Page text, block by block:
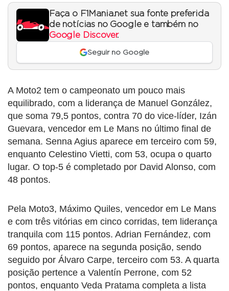
Faça o F1Mania.net sua fonte preferida
de notícias no Google e também no
Google Discover.
Seguir no Google
A Moto2 tem o campeonato um pouco mais
equilibrado, com a liderança de Manuel González,
que soma 79,5 pontos, contra 70 do vice-líder, Izán
Guevara, vencedor em Le Mans no último final de
semana. Senna Agius aparece em terceiro com 59,
enquanto Celestino Vietti, com 53, ocupa o quarto
lugar. O top-5 é completado por David Alonso, com
48 pontos.
Pela Moto3, Máximo Quiles, vencedor em Le Mans
e com três vitórias em cinco corridas, tem liderança
tranquila com 115 pontos. Adrian Fernández, com
69 pontos, aparece na segunda posição, sendo
seguido por Álvaro Carpe, terceiro com 53. A quarta
posição pertence a Valentín Perrone, com 52
pontos, enquanto Veda Pratama completa a lista